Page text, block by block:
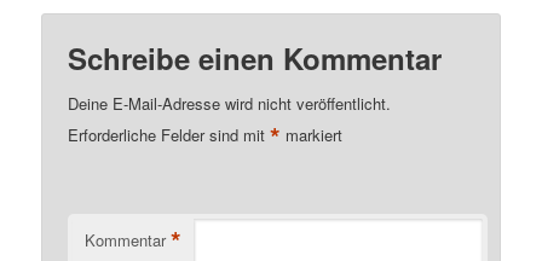
Schreibe einen Kommentar
Deine E-Mail-Adresse wird nicht veröffentlicht.
Erforderliche Felder sind mit* markiert
Kommentar *